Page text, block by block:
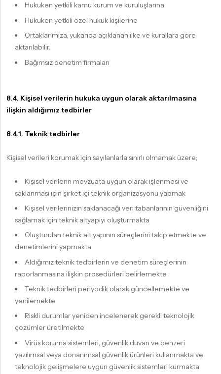
Hukuken yetkili kamu kurum ve kuruluşlarına
Hukuken yetkili özel hukuk kişilerine
Ortaklarımıza, yukarıda açıklanan ilke ve kurallara göre
aktarılabilir.
Bağımsız denetim firmaları
8.4. Kişisel verilerin hukuka uygun olarak aktarılmasına
ilişkin aldığımız tedbirler
8.4.1. Teknik tedbirler
Kişisel verileri korumak için sayılanlarla sınırlı olmamak üzere;
Kişisel verilerin mevzuata uygun olarak işlenmesi ve
saklanması için şirket içi teknik organizasyonu yapmak
Kişisel verilerinizin saklanacağı veri tabanlarının güvenliğini
sağlamak için teknik altyapıyı oluşturmakta
Oluşturulan teknik alt yapının süreçlerini takip etmekte ve
denetimlerini yapmakta
Aldığımız teknik tedbirlerin ve denetim süreçlerinin
raporlanmasına ilişkin prosedürleri belirlemekte
Teknik tedbirleri periyodik olarak güncellemekte ve
yenilemekte
Riskli durumlar yeniden incelenerek gerekli teknolojik
çözümler üretilmekte
Virüs koruma sistemleri, güvenlik duvarı ve benzeri
yazılımsal veya donanımsal güvenlik ürünleri kullanmakta ve
teknolojik gelişmelere uygun güvenlik sistemleri kurmakta